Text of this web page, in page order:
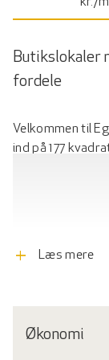
Butikslokaler
fordele
Velkommen til
ind på 177
Til lejemålet
add Læs mere
Økonomi